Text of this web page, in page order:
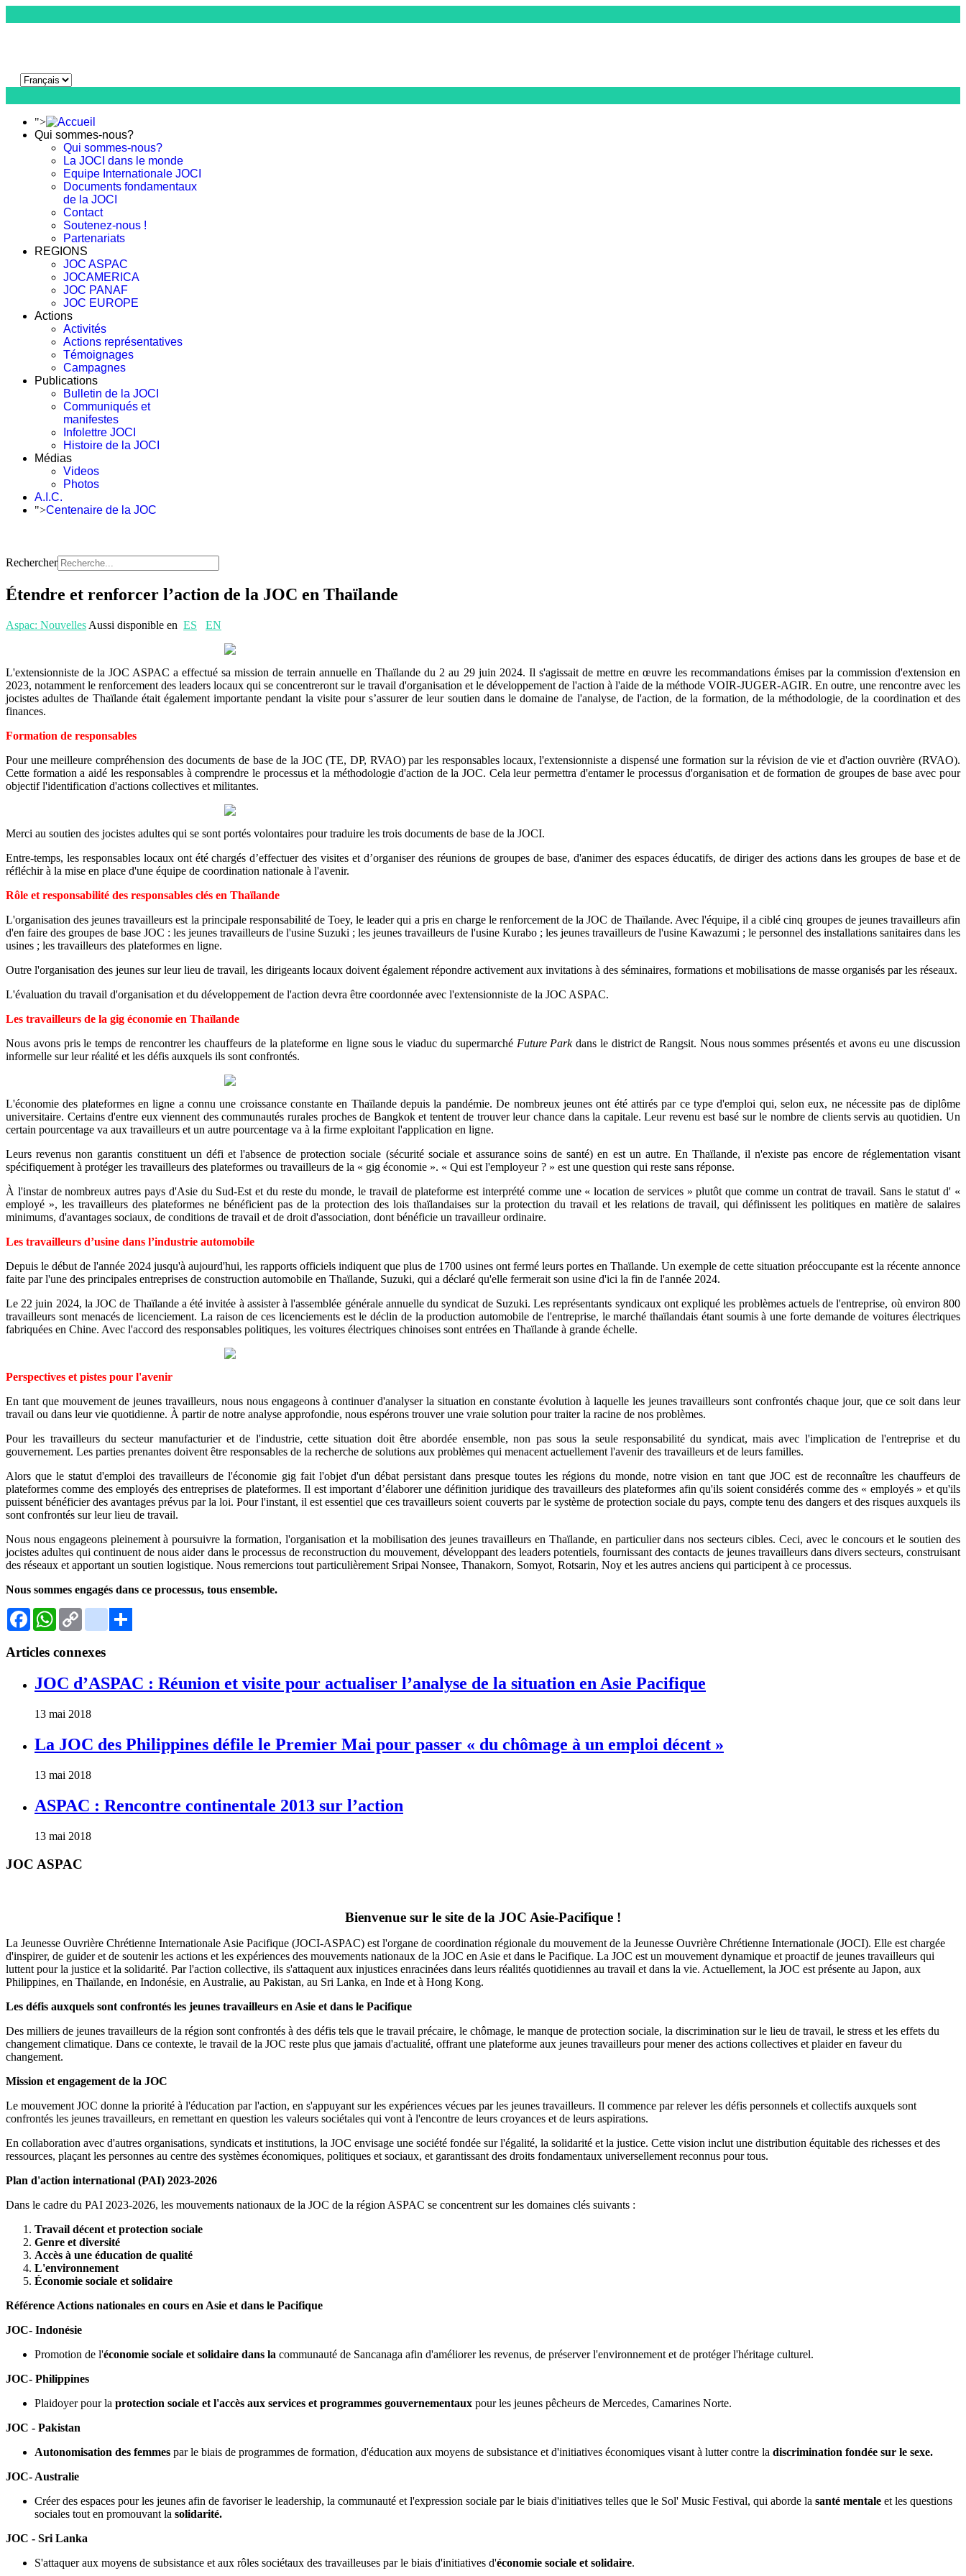
">
Qui sommes-nous?
Qui sommes-nous?
La JOCI dans le monde
Equipe Internationale JOCI
Documents fondamentaux
de la JOCI
Contact
Soutenez-nous !
Partenariats
REGIONS
JOC ASPAC
JOCAMERICA
JOC PANAF
JOC EUROPE
Actions
Activités
Actions représentatives
Témoignages
Campagnes
Publications
Bulletin de la JOCI
Communiqués et
manifestes
Infolettre JOCI
Histoire de la JOCI
Médias
Videos
Photos
A.I.C.
">Centenaire de la JOC
Rechercher
Étendre et renforcer l’action de la JOC en Thaïlande
Aspac: Nouvelles Aussi disponible en ES EN
L'extensionniste de la JOC ASPAC a effectué sa mission de terrain annuelle en Thaïlande du 2 au 29 juin 2024. Il s'agissait de mettre en œuvre les recommandations émises par la commission d'extension en
2023, notamment le renforcement des leaders locaux qui se concentreront sur le travail d'organisation et le développement de l'action à l'aide de la méthode VOIR-JUGER-AGIR. En outre, une rencontre avec les
jocistes adultes de Thaïlande était également importante pendant la visite pour s’assurer de leur soutien dans le domaine de l'analyse, de l'action, de la formation, de la méthodologie, de la coordination et des
finances.
Formation de responsables
Pour une meilleure compréhension des documents de base de la JOC (TE, DP, RVAO) par les responsables locaux, l'extensionniste a dispensé une formation sur la révision de vie et d'action ouvrière (RVAO).
Cette formation a aidé les responsables à comprendre le processus et la méthodologie d'action de la JOC. Cela leur permettra d'entamer le processus d'organisation et de formation de groupes de base avec pour
objectif l'identification d'actions collectives et militantes.
Merci au soutien des jocistes adultes qui se sont portés volontaires pour traduire les trois documents de base de la JOCI.
Entre-temps, les responsables locaux ont été chargés d’effectuer des visites et d’organiser des réunions de groupes de base, d'animer des espaces éducatifs, de diriger des actions dans les groupes de base et de
réfléchir à la mise en place d'une équipe de coordination nationale à l'avenir.
Rôle et responsabilité des responsables clés en Thaïlande
L'organisation des jeunes travailleurs est la principale responsabilité de Toey, le leader qui a pris en charge le renforcement de la JOC de Thaïlande. Avec l'équipe, il a ciblé cinq groupes de jeunes travailleurs afin
d'en faire des groupes de base JOC : les jeunes travailleurs de l'usine Suzuki ; les jeunes travailleurs de l'usine Kurabo ; les jeunes travailleurs de l'usine Kawazumi ; le personnel des installations sanitaires dans les
usines ; les travailleurs des plateformes en ligne.
Outre l'organisation des jeunes sur leur lieu de travail, les dirigeants locaux doivent également répondre activement aux invitations à des séminaires, formations et mobilisations de masse organisés par les réseaux.
L'évaluation du travail d'organisation et du développement de l'action devra être coordonnée avec l'extensionniste de la JOC ASPAC.
Les travailleurs de la gig économie en Thaïlande
Nous avons pris le temps de rencontrer les chauffeurs de la plateforme en ligne sous le viaduc du supermarché Future Parkdans le district de Rangsit. Nous nous sommes présentés et avons eu une discussion
informelle sur leur réalité et les défis auxquels ils sont confrontés.
L'économie des plateformes en ligne a connu une croissance constante en Thaïlande depuis la pandémie. De nombreux jeunes ont été attirés par ce type d'emploi qui, selon eux, ne nécessite pas de diplôme
universitaire. Certains d'entre eux viennent des communautés rurales proches de Bangkok et tentent de trouver leur chance dans la capitale. Leur revenu est basé sur le nombre de clients servis au quotidien. Un
certain pourcentage va aux travailleurs et un autre pourcentage va à la firme exploitant l'application en ligne.
Leurs revenus non garantis constituent un défi et l'absence de protection sociale (sécurité sociale et assurance soins de santé) en est un autre. En Thaïlande, il n'existe pas encore de réglementation visant
spécifiquement à protéger les travailleurs des plateformes ou travailleurs de la « gig économie ». « Qui est l'employeur ? » est une question qui reste sans réponse.
À l'instar de nombreux autres pays d'Asie du Sud-Est et du reste du monde, le travail de plateforme est interprété comme une « location de services » plutôt que comme un contrat de travail. Sans le statut d' «
employé », les travailleurs des plateformes ne bénéficient pas de la protection des lois thaïlandaises sur la protection du travail et les relations de travail, qui définissent les politiques en matière de salaires
minimums, d'avantages sociaux, de conditions de travail et de droit d'association, dont bénéficie un travailleur ordinaire.
Les travailleurs d’usine dans l’industrie automobile
Depuis le début de l'année 2024 jusqu'à aujourd'hui, les rapports officiels indiquent que plus de 1700 usines ont fermé leurs portes en Thaïlande. Un exemple de cette situation préoccupante est la récente annonce
faite par l'une des principales entreprises de construction automobile en Thaïlande, Suzuki, qui a déclaré qu'elle fermerait son usine d'ici la fin de l'année 2024.
Le 22 juin 2024, la JOC de Thaïlande a été invitée à assister à l'assemblée générale annuelle du syndicat de Suzuki. Les représentants syndicaux ont expliqué les problèmes actuels de l'entreprise, où environ 800
travailleurs sont menacés de licenciement. La raison de ces licenciements est le déclin de la production automobile de l'entreprise, le marché thaïlandais étant soumis à une forte demande de voitures électriques
fabriquées en Chine. Avec l'accord des responsables politiques, les voitures électriques chinoises sont entrées en Thaïlande à grande échelle.
Perspectives et pistes pour l'avenir
En tant que mouvement de jeunes travailleurs, nous nous engageons à continuer d'analyser la situation en constante évolution à laquelle les jeunes travailleurs sont confrontés chaque jour, que ce soit dans leur
travail ou dans leur vie quotidienne. À partir de notre analyse approfondie, nous espérons trouver une vraie solution pour traiter la racine de nos problèmes.
Pour les travailleurs du secteur manufacturier et de l'industrie, cette situation doit être abordée ensemble, non pas sous la seule responsabilité du syndicat, mais avec l'implication de l'entreprise et du
gouvernement. Les parties prenantes doivent être responsables de la recherche de solutions aux problèmes qui menacent actuellement l'avenir des travailleurs et de leurs familles.
Alors que le statut d'emploi des travailleurs de l'économie gig fait l'objet d'un débat persistant dans presque toutes les régions du monde, notre vision en tant que JOC est de reconnaître les chauffeurs de
plateformes comme des employés des entreprises de plateformes. Il est important d’élaborer une définition juridique des travailleurs des plateformes afin qu'ils soient considérés comme des « employés » et qu'ils
puissent bénéficier des avantages prévus par la loi. Pour l'instant, il est essentiel que ces travailleurs soient couverts par le système de protection sociale du pays, compte tenu des dangers et des risques auxquels ils
sont confrontés sur leur lieu de travail.
Nous nous engageons pleinement à poursuivre la formation, l'organisation et la mobilisation des jeunes travailleurs en Thaïlande, en particulier dans nos secteurs cibles. Ceci, avec le concours et le soutien des
jocistes adultes qui continuent de nous aider dans le processus de reconstruction du mouvement, développant des leaders potentiels, fournissant des contacts de jeunes travailleurs dans divers secteurs, construisant
des réseaux et apportant un soutien logistique. Nous remercions tout particulièrement Sripai Nonsee, Thanakorn, Somyot, Rotsarin, Noy et les autres anciens qui participent à ce processus.
Nous sommes engagés dans ce processus, tous ensemble.
FacebookWhatsApp
Copy
Gmail
Articles connexes
JOC d’ASPAC : Réunion et visite pour actualiser l’analyse de la situation en Asie Pacifique
13 mai 2018
La JOC des Philippines défile le Premier Mai pour passer « du chômage à un emploi décent »
13 mai 2018
ASPAC : Rencontre continentale 2013 sur l’action
13 mai 2018
JOC ASPAC
Bienvenue sur le site de la JOC Asie-Pacifique !
La Jeunesse Ouvrière Chrétienne Internationale Asie Pacifique (JOCI-ASPAC) est l'organe de coordination régionale du mouvement de la Jeunesse Ouvrière Chrétienne Internationale (JOCI). Elle est chargée
d'inspirer, de guider et de soutenir les actions et les expériences des mouvements nationaux de la JOC en Asie et dans le Pacifique. La JOC est un mouvement dynamique et proactif de jeunes travailleurs qui
luttent pour la justice et la solidarité. Par l'action collective, ils s'attaquent aux injustices enracinées dans leurs réalités quotidiennes au travail et dans la vie. Actuellement, la JOC est présente au Japon, aux
Philippines, en Thaïlande, en Indonésie, en Australie, au Pakistan, au Sri Lanka, en Inde et à Hong Kong.
Les défis auxquels sont confrontés les jeunes travailleurs en Asie et dans le Pacifique
Des milliers de jeunes travailleurs de la région sont confrontés à des défis tels que le travail précaire, le chômage, le manque de protection sociale, la discrimination sur le lieu de travail, le stress et les effets du
changement climatique. Dans ce contexte, le travail de la JOC reste plus que jamais d'actualité, offrant une plateforme aux jeunes travailleurs pour mener des actions collectives et plaider en faveur du
changement.
Mission et engagement de la JOC
Le mouvement JOC donne la priorité à l'éducation par l'action, en s'appuyant sur les expériences vécues par les jeunes travailleurs. Il commence par relever les défis personnels et collectifs auxquels sont
confrontés les jeunes travailleurs, en remettant en question les valeurs sociétales qui vont à l'encontre de leurs croyances et de leurs aspirations.
En collaboration avec d'autres organisations, syndicats et institutions, la JOC envisage une société fondée sur l'égalité, la solidarité et la justice. Cette vision inclut une distribution équitable des richesses et des
ressources, plaçant les personnes au centre des systèmes économiques, politiques et sociaux, et garantissant des droits fondamentaux universellement reconnus pour tous.
Plan d'action international (PAI) 2023-2026
Dans le cadre du PAI 2023-2026, les mouvements nationaux de la JOC de la région ASPAC se concentrent sur les domaines clés suivants :
Travail décent et protection sociale
Genre et diversité
Accès à une éducation de qualité
L'environnement
Économie sociale et solidaire
Référence Actions nationales en cours en Asie et dans le Pacifique
JOC- Indonésie
Promotion de l'économie sociale et solidaire dans la communauté de Sancanaga afin d'améliorer les revenus, de préserver l'environnement et de protéger l'héritage culturel.
JOC- Philippines
Plaidoyer pour la protection sociale et l'accès aux services et programmes gouvernementaux pour les jeunes pêcheurs de Mercedes, Camarines Norte.
JOC - Pakistan
Autonomisation des femmes par le biais de programmes de formation, d'éducation aux moyens de subsistance et d'initiatives économiques visant à lutter contre la discrimination fondée sur le sexe.
JOC- Australie
Créer des espaces pour les jeunes afin de favoriser le leadership, la communauté et l'expression sociale par le biais d'initiatives telles que le Sol' Music Festival, qui aborde la santé mentale et les questions
sociales tout en promouvant la solidarité.
JOC - Sri Lanka
S'attaquer aux moyens de subsistance et aux rôles sociétaux des travailleuses par le biais d'initiatives d'économie sociale et solidaire.